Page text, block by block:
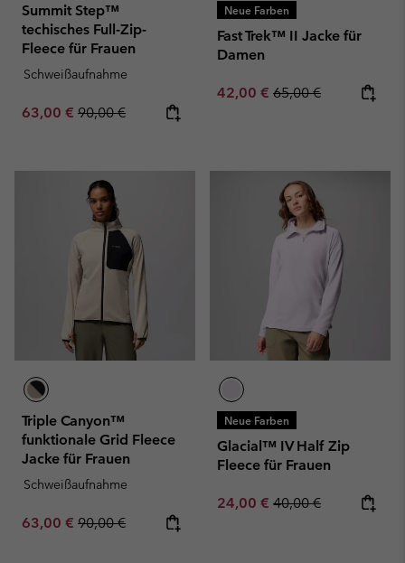
Summit Step™
techisches Full-Zip-
Fleece für Frauen
Schweißaufnahme
Sale price:
63,00 € Regular price:
90,00 €
Neue Farben
Fast Trek™ II Jacke für
Damen
Sale price:
42,00 € Regular price:
65,00 €
Triple Canyon™
funktionale Grid Fleece
Jacke für Frauen
Schweißaufnahme
Sale price:
63,00 € Regular price:
90,00 €
Neue Farben
Glacial™ IV Half Zip
Fleece für Frauen
Sale price:
24,00 € Regular price:
40,00 €